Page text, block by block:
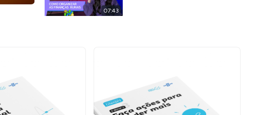
07:43